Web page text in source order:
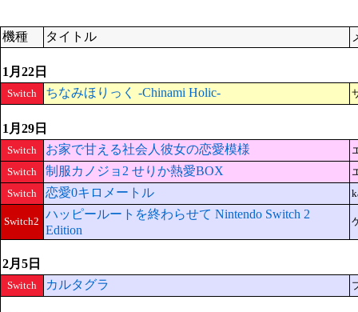
機種 タイトル
1月22日
Switch ちなみほりっく -Chinami Holic-
1月29日
Switch お家で甘える社会人彼女の恋愛模様
Switch
制服カノジョ2 せりか熱愛BOX
Switch
恋愛0キロメートル
Switch2
ハッピールートを終わらせて Nintendo Switch 2
Edition
2月5日
Switch カルタグラ